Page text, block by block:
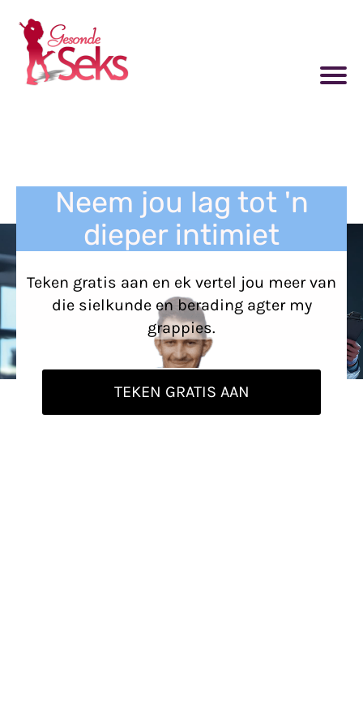
Neem jou lag tot 'n
dieper intimiet
Teken gratis aan en ek vertel jou meer van
die sielkunde en berading agter my
grappies.
TEKEN GRATIS AAN